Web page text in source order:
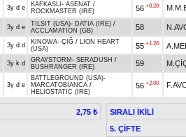
3y d e KAFKASLI - ASENAT /
ROCKMASTER (IRE)
56 +0.20
3y d e TILSIT (USA)- DATIA (IRE) /
ACCLAMATION (GB)
58
3y d d KINOWA- ÇIĞ / LION HEART
(USA)
55 +1.20
3y k d GRAYSTORM - SERADUSH /
BUSHRANGER (IRE)
59
3y d e
BATTLEGROUND (USA)-
MARCATOBIANCA /
HELIOSTATIC (IRE)
56 +2.00
2,75 ₺
SIRALI İKİLİ
5. ÇİFTE